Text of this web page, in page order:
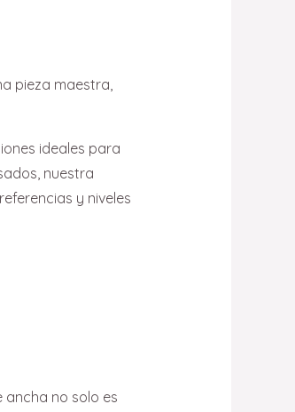
pieza maestra,
ideales para
nuestra
y niveles
ancha no solo es